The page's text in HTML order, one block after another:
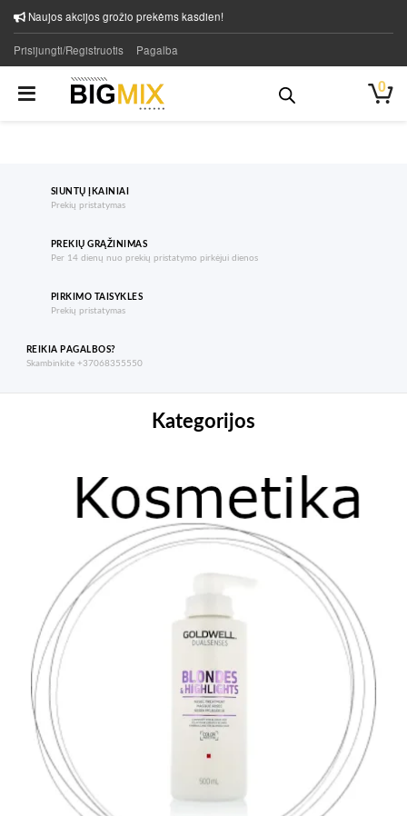
Naujos akcijos grožio prekėms kasdien!
Prisijungti/Registruotis Pagalba
0
SIUNTŲ ĮKAINIAI
Prekių pristatymas
PREKIŲ GRĄŽINIMAS
Per 14 dienų nuo prekių pristatymo pirkėjui dienos
PIRKIMO TAISYKLES
Prekių pristatymas
REIKIA PAGALBOS?
Skambinkite +37068355550
Kategorijos